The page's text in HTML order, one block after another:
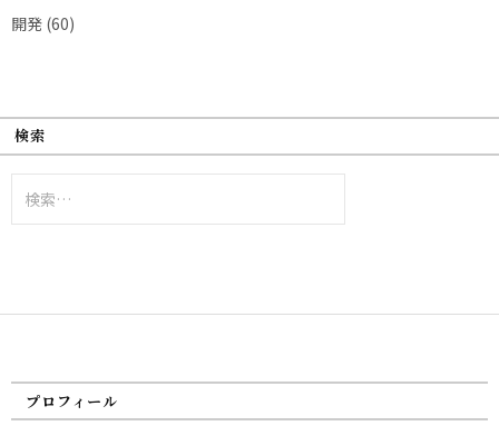
開発 (60)
検索
索:
プロフィール